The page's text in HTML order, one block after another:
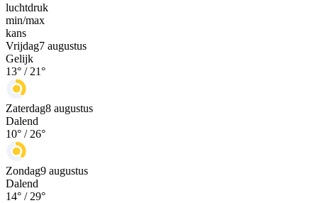
luchtdruk
min/max
kans
Vrijdag7 augustus
Gelijk
13° / 21°
Zaterdag8 augustus
Dalend
10° / 26°
Zondag9 augustus
Dalend
14° / 29°